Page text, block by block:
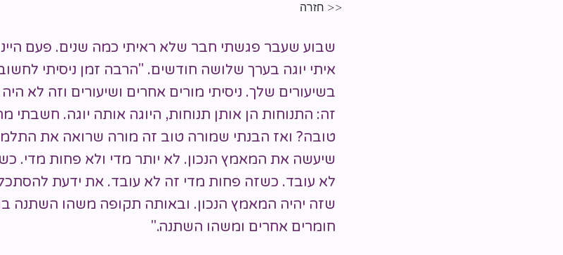
<< חזרה
שבוע שעבר פגשתי חבר שלא ראיתי כמה שנים. פעם
איתי יוגה בערך שלושה חודשים. "הרבה זמן ניסיתי
בשיעורים שלך. ניסיתי מורים אחרים ושיעורים וזה לא
זה: התנוחות הן אותן תנוחות, היוגה אותה יוגה. חשבתי
טובה? ואז הבנתי שמורה טוב זה מורה שרואה את התלמיד
שיעשה את המאמץ הנכון. לא יותר מדי ולא פחות מדי.
לא עובד. כשזה פחות מדי זה לא עובד. את ידעת להסתכל
שזה יהיה המאמץ הנכון. ובאותה תקופה משהו השתנה
חומרים אחרים ומשהו השתנה."